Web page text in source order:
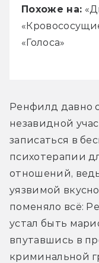
Похоже на:
«Голоса»
Ренфилд давно
незавидной
записаться в
психотерапии
отношений,
уязвимой
поменяло всё:
устал быть
впутавшись в
криминальной